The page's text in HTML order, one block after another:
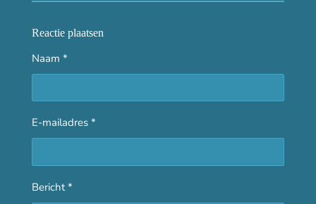
Reactie plaatsen
Naam *
E-mailadres *
Bericht *